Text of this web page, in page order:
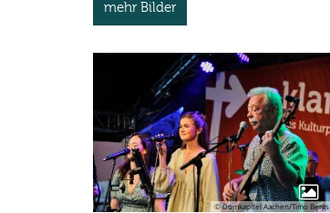
mehr Bilder
© Domkapitel Aachen/Timo Bergs